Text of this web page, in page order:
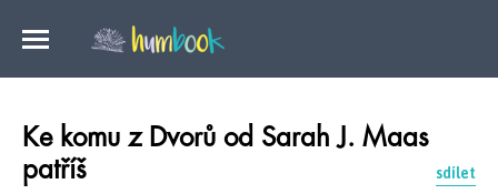
Ke komu z Dvorů od Sarah J. Maas
patříš
sdílet